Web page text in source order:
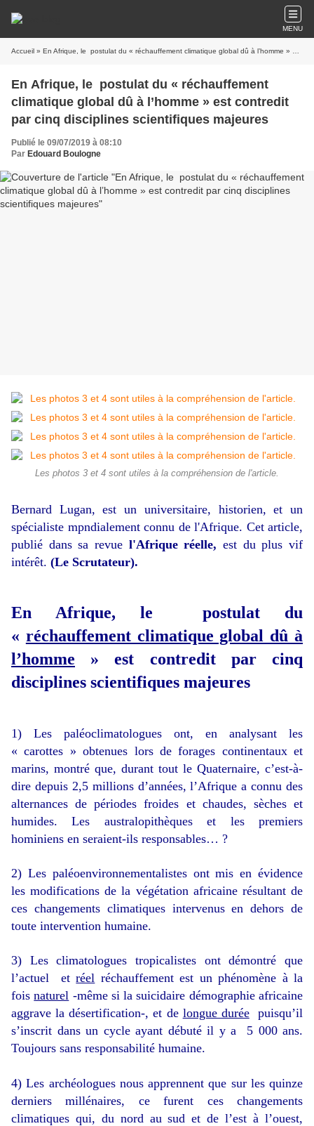
MENU
Accueil » En Afrique, le postulat du « réchauffement climatique global dû à l’homme » est contredit par cinq disciplines scientifiques majeures
En Afrique, le postulat du « réchauffement
climatique global dû à l’homme » est contredit
par cinq disciplines scientifiques majeures
Publié le 09/07/2019 à 08:10
Par Edouard Boulogne
Les photos 3 et 4 sont utiles à la compréhension de l'article.
Bernard Lugan,est un universitaire, historien, et un
spécialiste mpndialement connu de l'Afrique. Cet article,
publié dans sa revue l'Afrique réelle, est du plus vif
intérêt. (Le Scrutateur).
En Afrique, le postulat du
« réchauffement climatique global dû à
l’homme » est contredit par cinq
disciplines scientifiques majeures
1) Les paléoclimatologues ont, en analysant les
« carottes » obtenues lors de forages continentaux et
marins, montré que, durant tout le Quaternaire, c’est-à-
dire depuis 2,5 millions d’années, l’Afrique a connu des
alternances de périodes froides et chaudes, sèches et
humides. Les australopithèques et les premiers
hominiens en seraient-ils responsables… ?
2) Les paléoenvironnementalistes ont mis en évidence
les modifications de la végétation africaine résultant de
ces changements climatiques intervenus en dehors de
toute intervention humaine.
3) Les climatologues tropicalistes ont démontré que
l’actuel etréel réchauffement est un phénomène à la
foisnaturel -même si la suicidaire démographie africaine
aggrave la désertification-, et de longue duréepuisqu’il
s’inscrit dans un cycle ayant débuté il y a 5 000 ans.
Toujours sans responsabilité humaine.
4) Les archéologues nous apprennent que sur les quinze
derniers millénaires, ce furent ces changements
climatiques qui, du nord au sud et de l’est à l’ouest,